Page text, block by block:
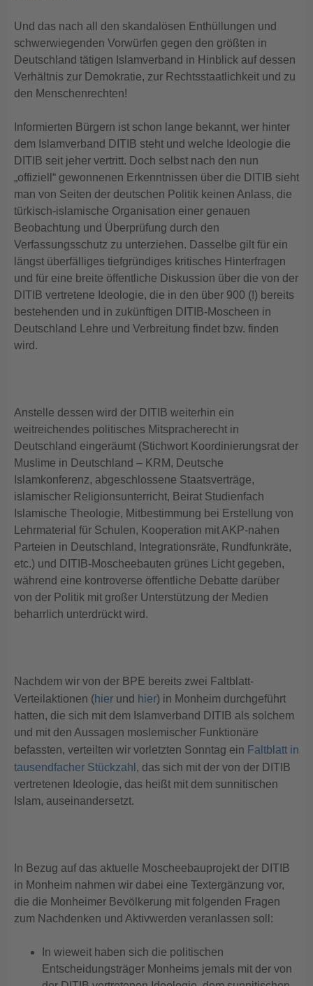
Und das nach all den skandalösen Enthüllungen und
schwerwiegenden Vorwürfen gegen den größten in
Deutschland tätigen Islamverband in Hinblick auf dessen
Verhältnis zur Demokratie, zur Rechtsstaatlichkeit und zu
den Menschenrechten!
Informierten Bürgern ist schon lange bekannt, wer hinter
dem Islamverband DITIB steht und welche Ideologie die
DITIB seit jeher vertritt. Doch selbst nach den nun
„offiziell“ gewonnenen Erkenntnissen über die DITIB sieht
man von Seiten der deutschen Politik keinen Anlass, die
türkisch-islamische Organisation einer genauen
Beobachtung und Überprüfung durch den
Verfassungsschutz zu unterziehen. Dasselbe gilt für ein
längst überfälliges tiefgründiges kritisches Hinterfragen
und für eine breite öffentliche Diskussion über die von der
DITIB vertretene Ideologie, die in den über 900 (!) bereits
bestehenden und in zukünftigen DITIB-Moscheen in
Deutschland Lehre und Verbreitung findet bzw. finden
wird.
Anstelle dessen wird der DITIB weiterhin ein
weitreichendes politisches Mitspracherecht in
Deutschland eingeräumt (Stichwort Koordinierungsrat der
Muslime in Deutschland – KRM, Deutsche
Islamkonferenz, abgeschlossene Staatsverträge,
islamischer Religionsunterricht, Beirat Studienfach
Islamische Theologie, Mitbestimmung bei Erstellung von
Lehrmaterial für Schulen, Kooperation mit AKP-nahen
Parteien in Deutschland, Integrationsräte, Rundfunkräte,
etc.) und DITIB-Moscheebauten grünes Licht gegeben,
während eine kontroverse öffentliche Debatte darüber
von der Politik mit großer Unterstützung der Medien
beharrlich unterdrückt wird.
Nachdem wir von der BPE bereits zwei Faltblatt-
Verteilaktionen (hier und hier) in Monheim durchgeführt
hatten, die sich mit dem Islamverband DITIB als solchem
und mit den Aussagen moslemischer Funktionäre
befassten, verteilten wir vorletzten Sonntag ein Faltblatt in
tausendfacher Stückzahl , das sich mit der von der DITIB
vertretenen Ideologie, das heißt mit dem sunnitischen
Islam, auseinandersetzt.
In Bezug auf das aktuelle Moscheebauprojekt der DITIB
in Monheim nahmen wir dabei eine Textergänzung vor,
die die Monheimer Bevölkerung mit folgenden Fragen
zum Nachdenken und Aktivwerden veranlassen soll:
In wieweit haben sich die politischen
Entscheidungsträger Monheims jemals mit der von